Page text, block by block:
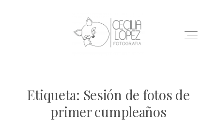
INICIO
Etiqueta: Sesión de fotos de
primer cumpleaños